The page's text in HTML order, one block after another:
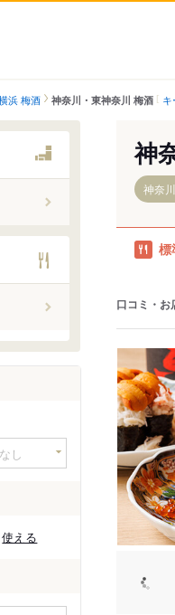
浜 梅酒 神奈川・東神奈川 梅酒
東神奈川
京急東神
神奈川駅
使える
神
神奈
標
口コミ・お